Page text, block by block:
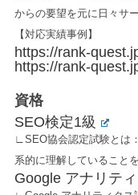
からの要望を元に日々サ
【対応実績事例】
https://rank-
https://rank-
資格
SEO検定1級
∟SEO協会認定試験とは
系的に理解していること
Google アナリテ